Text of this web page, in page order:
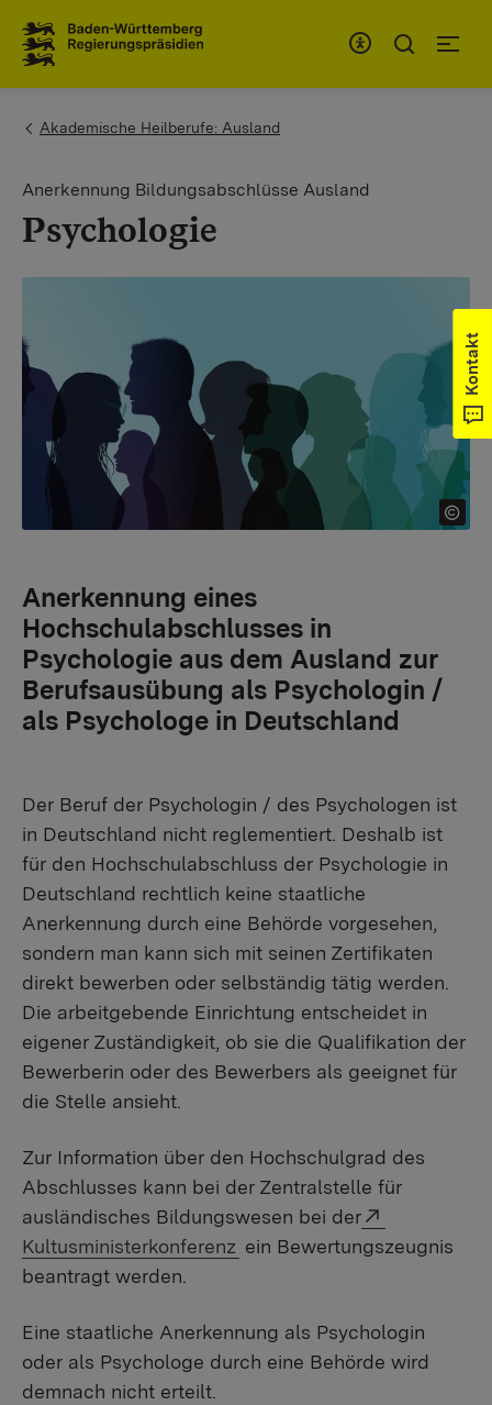
You are here:
Akademische Heilberufe: Ausland
Anerkennung Bildungsabschlüsse Ausland
Psychologie
Anerkennung eines
Hochschulabschlusses in
Psychologie aus dem Ausland zur
Berufsausübung als Psychologin /
als Psychologe in Deutschland
Der Beruf der Psychologin / des Psychologen ist
in Deutschland nicht reglementiert. Deshalb ist
für den Hochschulabschluss der Psychologie in
Deutschland rechtlich keine staatliche
Anerkennung durch eine Behörde vorgesehen,
sondern man kann sich mit seinen Zertifikaten
direkt bewerben oder selbständig tätig werden.
Die arbeitgebende Einrichtung entscheidet in
eigener Zuständigkeit, ob sie die Qualifikation der
Bewerberin oder des Bewerbers als geeignet für
die Stelle ansieht.
Zur Information über den Hochschulgrad des
Abschlusses kann bei der Zentralstelle für
ausländisches Bildungswesen bei der
Kultusministerkonferenz ein Bewertungszeugnis
beantragt werden.
Eine staatliche Anerkennung als Psychologin
oder als Psychologe durch eine Behörde wird
demnach nicht erteilt.
Kontakt